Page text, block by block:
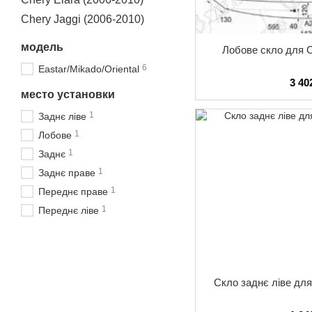
Лобове скло для
3
Скло заднє ліве
Chery Jaggi (2006-2010)
модель
Eastar/Mikado/Oriental 6
место установки
Заднє ліве 1
Лобове 1
Заднє 1
Заднє праве 1
Переднє праве 1
Переднє ліве 1